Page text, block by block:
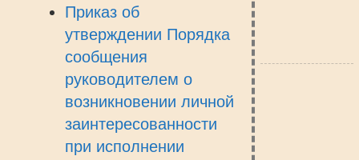
Приказ об
утверждении Порядка
сообщения
руководителем о
возникновении личной
заинтересованности
при исполнении